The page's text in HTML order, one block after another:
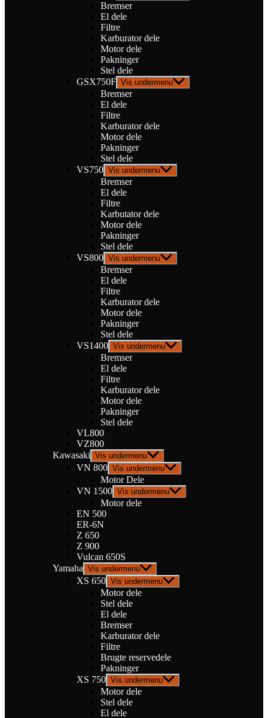
Bremser
El dele
Filtre
Karburator dele
Motor dele
Pakninger
Stel dele
GSX750F Vis undermenu
Bremser
El dele
Filtre
Karburator dele
Motor dele
Pakninger
Stel dele
VS750 Vis undermenu
Bremser
El dele
Filtre
Karbutator dele
Motor dele
Pakninger
Stel dele
VS800 Vis undermenu
Bremser
El dele
Filtre
Karburator dele
Motor dele
Pakninger
Stel dele
VS1400 Vis undermenu
Bremser
El dele
Filtre
Karburator dele
Motor dele
Pakninger
Stel dele
VL800
VZ800
Kawasaki Vis undermenu
VN 800 Vis undermenu
Motor Dele
VN 1500 Vis undermenu
Motor dele
EN 500
ER-6N
Z 650
Z 900
Vulcan 650S
Yamaha Vis undermenu
XS 650 Vis undermenu
Motor dele
Stel dele
El dele
Bremser
Karburator dele
Filtre
Brugte reservedele
Pakninger
XS 750 Vis undermenu
Motor dele
Stel dele
El dele